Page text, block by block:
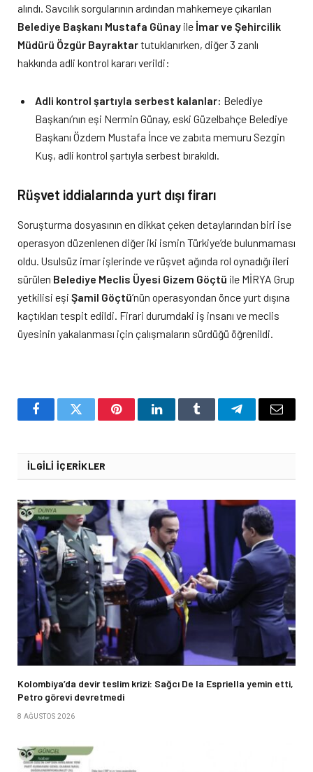
alındı. Savcılık sorgularının ardından mahkemeye çıkarılan
Belediye Başkanı Mustafa Günay ile İmar ve Şehircilik
Müdürü Özgür Bayraktartutuklanırken, diğer 3 zanlı
hakkında adli kontrol kararı verildi:
Adli kontrol şartıyla serbest kalanlar: Belediye
Başkanı’nın eşi Nermin Günay, eski Güzelbahçe Belediye
Başkanı Özdem Mustafa İnce ve zabıta memuru Sezgin
Kuş, adli kontrol şartıyla serbest bırakıldı.
Rüşvet iddialarında yurt dışı firarı
Soruşturma dosyasının en dikkat çeken detaylarından biri ise
operasyon düzenlenen diğer iki ismin Türkiye’de bulunmaması
oldu. Usulsüz imar işlerinde ve rüşvet ağında rol oynadığı ileri
sürülen Belediye Meclis Üyesi Gizem Göçtü ile MİRYA Grup
yetkilisi eşi Şamil Göçtü’nün operasyondan önce yurt dışına
kaçtıkları tespit edildi. Firari durumdaki iş insanı ve meclis
üyesinin yakalanması için çalışmaların sürdüğü öğrenildi.
FacebookTwitter PinterestLinkedInTumblr TelegramEmail
İLGILI İÇERIKLER
Kolombiya’da devir teslim krizi: Sağcı De la Espriella yemin etti,
Petro görevi devretmedi
8 AĞUSTOS 2026